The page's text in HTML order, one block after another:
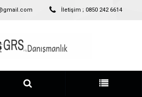
İletişim ; 0850 242 6614